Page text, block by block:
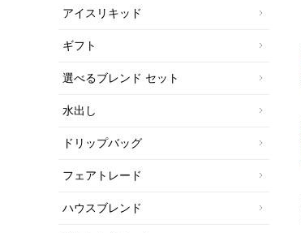
アイスリキッド
ギフト
選べるブレンド セット
水出し
ドリップバッグ
フェアトレード
ハウスブレンド